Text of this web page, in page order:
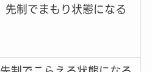
先制でまもり状態になる